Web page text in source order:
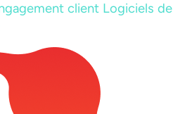
client Logiciels de